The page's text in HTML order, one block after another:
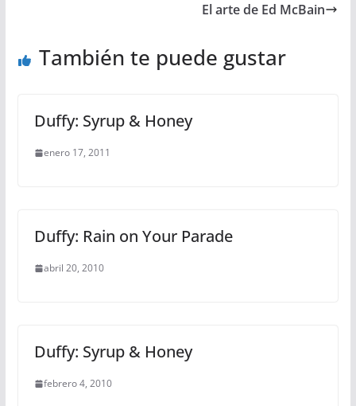
El arte de Ed McBain
También te puede gustar
Duffy: Syrup & Honey
enero 17, 2011
Duffy: Rain on Your Parade
abril 20, 2010
Duffy: Syrup & Honey
febrero 4, 2010